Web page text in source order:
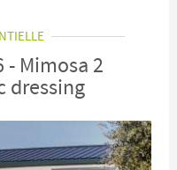
- Mimosa 2
dressing